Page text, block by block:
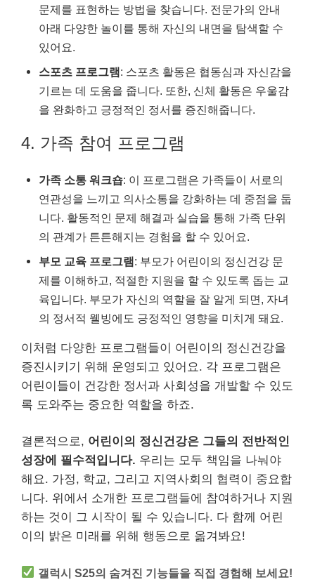
문제를 표현하는 방법을 찾습니다. 전문가의 안내
아래 다양한 놀이를 통해 자신의 내면을 탐색할 수
있어요.
스포츠 프로그램: 스포츠 활동은 협동심과 자신감을
기르는 데 도움을 줍니다. 또한, 신체 활동은 우울감
을 완화하고 긍정적인 정서를 증진해줍니다.
4. 가족 참여 프로그램
가족 소통 워크숍: 이 프로그램은 가족들이 서로의
연관성을 느끼고 의사소통을 강화하는 데 중점을 둡
니다. 활동적인 문제 해결과 실습을 통해 가족 단위
의 관계가 튼튼해지는 경험을 할 수 있어요.
부모 교육 프로그램: 부모가 어린이의 정신건강 문
제를 이해하고, 적절한 지원을 할 수 있도록 돕는 교
육입니다. 부모가 자신의 역할을 잘 알게 되면, 자녀
의 정서적 웰빙에도 긍정적인 영향을 미치게 돼요.
이처럼 다양한 프로그램들이 어린이의 정신건강을
증진시키기 위해 운영되고 있어요. 각 프로그램은
어린이들이 건강한 정서과 사회성을 개발할 수 있도
록 도와주는 중요한 역할을 하죠.
결론적으로, 어린이의 정신건강은 그들의 전반적인
성장에 필수적입니다. 우리는 모두 책임을 나눠야
해요. 가정, 학교, 그리고 지역사회의 협력이 중요합
니다. 위에서 소개한 프로그램들에 참여하거나 지원
하는 것이 그 시작이 될 수 있습니다. 다 함께 어린
이의 밝은 미래를 위해 행동으로 옮겨봐요!
갤럭시 S25의 숨겨진 기능들을 직접 경험해 보세요!